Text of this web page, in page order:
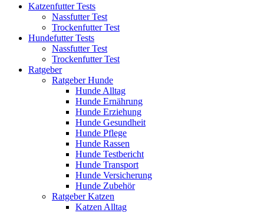
Katzenfutter Tests
Nassfutter Test
Trockenfutter Test
Hundefutter Tests
Nassfutter Test
Trockenfutter Test
Ratgeber
Ratgeber Hunde
Hunde Alltag
Hunde Ernährung
Hunde Erziehung
Hunde Gesundheit
Hunde Pflege
Hunde Rassen
Hunde Testbericht
Hunde Transport
Hunde Versicherung
Hunde Zubehör
Ratgeber Katzen
Katzen Alltag